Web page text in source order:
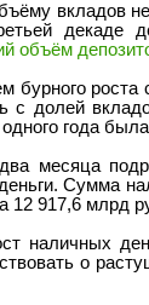
вкладов не
декаде
объём
бурного роста
с долей
года
месяца
Сумма
12 917,6 млрд
наличных
о